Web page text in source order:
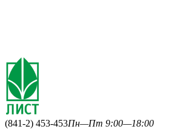
(841-2) 453-453Пн—Пт 9:00—18:00